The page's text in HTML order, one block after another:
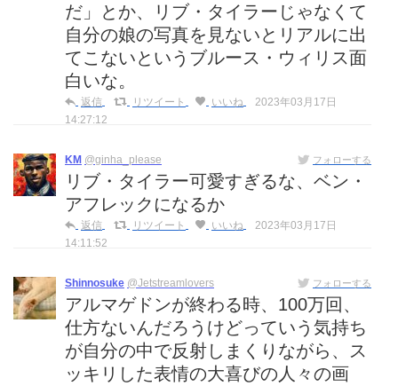
だ」とか、リブ・タイラーじゃなくて
自分の娘の写真を見ないとリアルに出
てこないというブルース・ウィリス面
白いな。
返信 リツイート いいね
2023年03月17日
14:27:12
KM @ginha_please フォローする
リブ・タイラー可愛すぎるな、ベン・
アフレックになるか
返信 リツイート いいね
2023年03月17日
14:11:52
Shinnosuke @Jetstreamlovers フォローする
アルマゲドンが終わる時、100万回、
仕方ないんだろうけどっていう気持ち
が自分の中で反射しまくりながら、ス
ッキリした表情の大喜びの人々の画